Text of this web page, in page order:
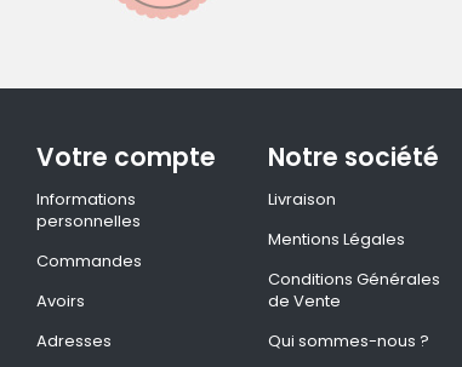
Votre compte
Informations
personnelles
Commandes
Avoirs
Adresses
Notre société
Livraison
Mentions Légales
Conditions Générales
de Vente
Qui sommes-nous ?